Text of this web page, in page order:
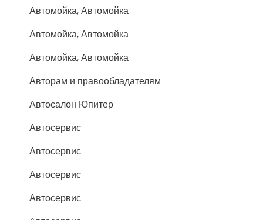
Автомойка, Автомойка
Автомойка, Автомойка
Автомойка, Автомойка
Авторам и правообладателям
Автосалон Юпитер
Автосервис
Автосервис
Автосервис
Автосервис